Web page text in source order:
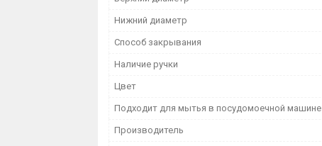
Нижний диаметр
Способ закрывания
Наличие ручки
Цвет
Подходит для мытья в посудомоечной машине
Производитель